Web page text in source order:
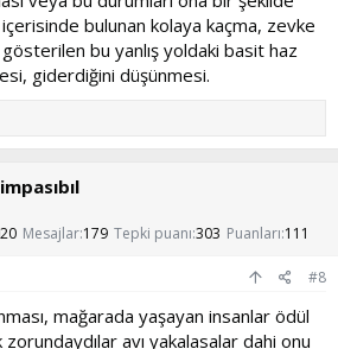
bulunan kolaya kaçma, zevke
bu yanlış yoldaki basit haz
giderdiğini düşünmesi.
Mesajlar 179 Tepki puanı 303 Puanları 111
#8
mağarada yaşayan insanlar ödül
avı yakalasalar dahi onu